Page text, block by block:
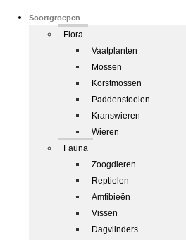
Soortgroepen
Flora
Vaatplanten
Mossen
Korstmossen
Paddenstoelen
Kranswieren
Wieren
Fauna
Zoogdieren
Reptielen
Amfibieën
Vissen
Dagvlinders